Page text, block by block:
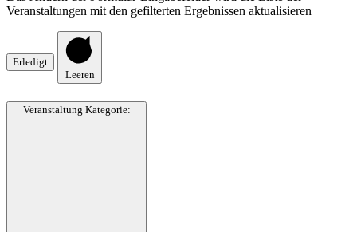
Veranstaltungen mit den gefilterten Ergebnissen aktualisieren
Erledigt
Leeren
Veranstaltung Kategorie: